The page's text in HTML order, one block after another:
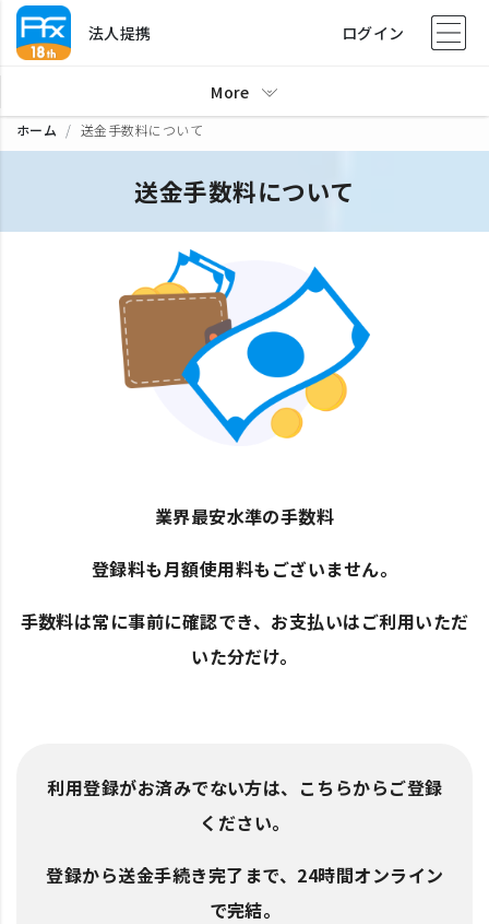
法人提携 ログイン
More
ホーム 送金手数料について
送金手数料について
業界最安水準の手数料
登録料も月額使用料もございません。
手数料は常に事前に確認でき、お支払いはご利用いただ
いた分だけ。
利用登録がお済みでない方は、こちらからご登録
ください。
登録から送金手続き完了まで、24時間オンライン
で完結。